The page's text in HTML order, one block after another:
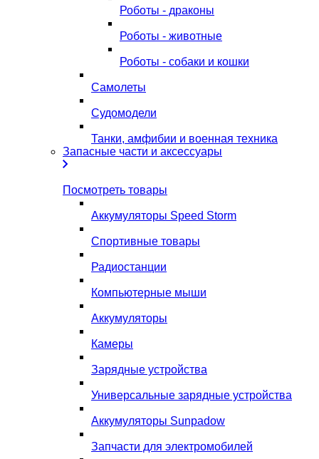
Роботы - драконы
Роботы - животные
Роботы - собаки и кошки
Самолеты
Судомодели
Танки, амфибии и военная техника
Запасные части и аксессуары
Посмотреть товары
Аккумуляторы Speed Storm
Спортивные товары
Радиостанции
Компьютерные мыши
Аккумуляторы
Камеры
Зарядные устройства
Универсальные зарядные устройства
Аккумуляторы Sunpadow
Запчасти для электромобилей